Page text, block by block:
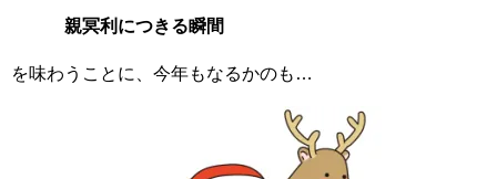
親冥利につきる瞬間
を味わうことに、今年もなるかのも…